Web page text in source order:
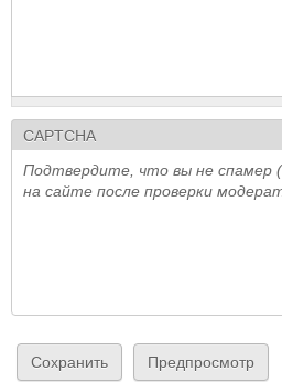
CAPTCHA
Подтвердите, что вы не спамер
на сайте после проверки